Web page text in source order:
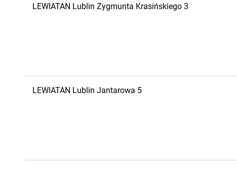
LEWIATAN Lublin Zygmunta Krasińskiego 3
LEWIATAN Lublin Jantarowa 5